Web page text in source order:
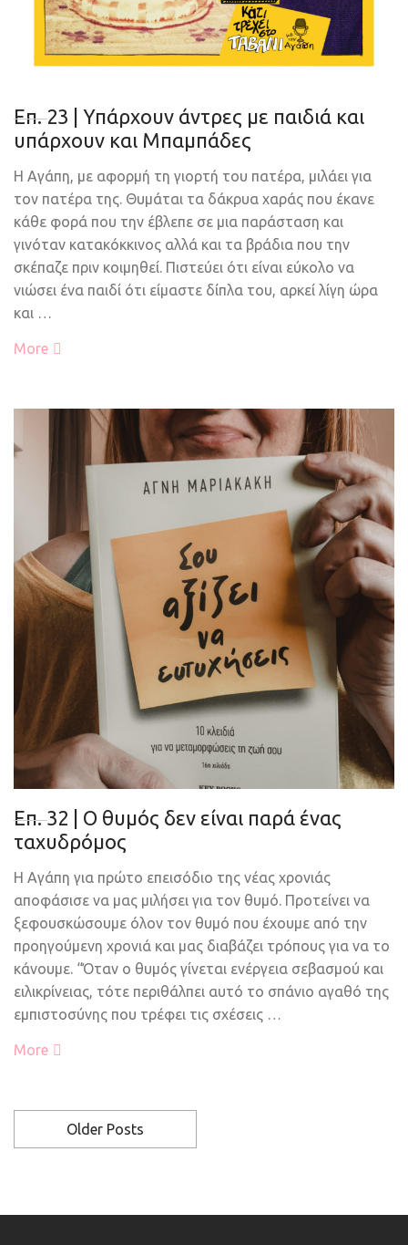
Επ. 23 | Υπάρχουν άντρες με παιδιά και
υπάρχουν και Μπαμπάδες
Η Αγάπη, με αφορμή τη γιορτή του πατέρα, μιλάει για
τον πατέρα της. Θυμάται τα δάκρυα χαράς που έκανε
κάθε φορά που την έβλεπε σε μια παράσταση και
γινόταν κατακόκκινος αλλά και τα βράδια που την
σκέπαζε πριν κοιμηθεί. Πιστεύει ότι είναι εύκολο να
νιώσει ένα παιδί ότι είμαστε δίπλα του, αρκεί λίγη ώρα
και …
More
Eπ. 32 | Ο θυμός δεν είναι παρά ένας
ταχυδρόμος
Η Αγάπη για πρώτο επεισόδιο της νέας χρονιάς
αποφάσισε να μας μιλήσει για τον θυμό. Προτείνει να
ξεφουσκώσουμε όλον τον θυμό που έχουμε από την
προηγούμενη χρονιά και μας διαβάζει τρόπους για να το
κάνουμε. “Όταν ο θυμός γίνεται ενέργεια σεβασμού και
ειλικρίνειας, τότε περιθάλπει αυτό το σπάνιο αγαθό της
εμπιστοσύνης που τρέφει τις σχέσεις …
More
Older Posts